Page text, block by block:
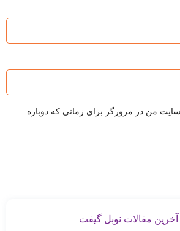
من در مرورگر برای زمانی که دوباره
آخرین مقالات نوبل گیفت